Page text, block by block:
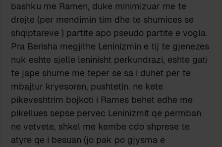
bashku me Ramen, duke minimizuar me te
drejte (per mendimin tim dhe te shumices se
shqiptareve ) partite apo pseudo partite e vogla.
Pra Berisha megjithe Leninizmin e tij te gjenezes
nuk eshte sjelle leninisht perkundrazi, eshte gati
te jape shume me teper se sa i duhet per te
mbajtur kryesoren, pushtetin. ne kete
pikeveshtrim bojkoti i Rames behet edhe me
pikellues sepse pervec Leninizmit qe permban
ne vetvete, shkel me kembe cdo shprese te
atyre qe i besuan (jo pak po gjysma e